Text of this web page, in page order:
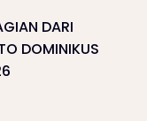
DARI
DOMINIKUS